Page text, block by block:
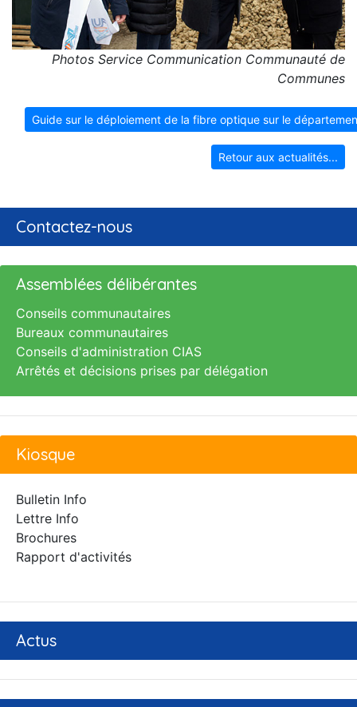
Photos Service Communication Communauté de
Communes
Guide sur le déploiement de la fibre optique sur le
Retour aux actualités...
Contactez-nous
Assemblées délibérantes
Conseils communautaires
Bureaux communautaires
Conseils d'administration CIAS
Arrêtés et décisions prises par délégation
Kiosque
Bulletin Info
Lettre Info
Brochures
Rapport d'activités
Actus